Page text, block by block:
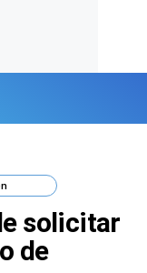
solicitar
de